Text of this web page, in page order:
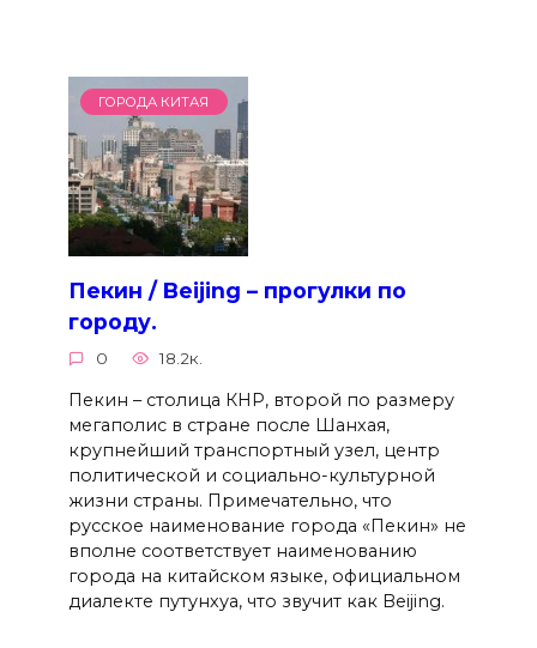
ГОРОДА КИТАЯ
Пекин / Beijing – прогулки по
городу.
0 18.2к.
Пекин – столица КНР, второй по размеру
мегаполис в стране после Шанхая,
крупнейший транспортный узел, центр
политической и социально-культурной
жизни страны. Примечательно, что
русское наименование города «Пекин» не
вполне соответствует наименованию
города на китайском языке, официальном
диалекте путунхуа, что звучит как Beijing.